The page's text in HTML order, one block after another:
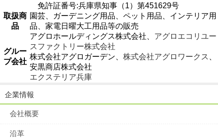
免許証番号:兵庫県知事（1）第451629号
取扱商
品
園芸、ガーデニング用品、ペット用品、インテリア用
品、家電日曜大工用品等の販売
グルー
プ会社
アグロホールディングス株式会社、 アグロエコリユー
スファクトリー株式会社
株式会社アグロガーデン、 株式会社アグロワークス
安黒商店株式会社
エクステリア兵庫
企業情報
会社概要
沿革